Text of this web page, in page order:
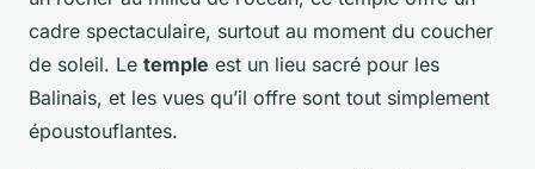
cadre spectaculaire, surtout au moment du coucher
de soleil. Le temple est un lieu sacré pour les
Balinais, et les vues qu’il offre sont tout simplement
époustouflantes.